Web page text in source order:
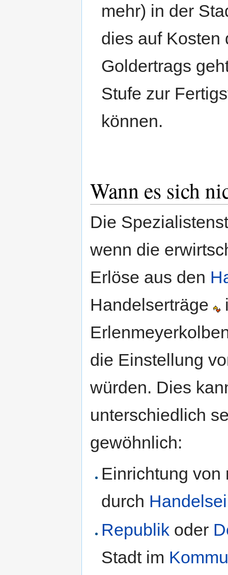
mehr) in der
dies auf Kosten
Goldertrags
Stufe zur
können.
Wann es sich
Die
wenn die
Erlöse aus den
Handelserträge
die Einstellung
würden. Dies
unterschiedlich
gewöhnlich:
Einrichtung
durch
Republik oder
Stadt im